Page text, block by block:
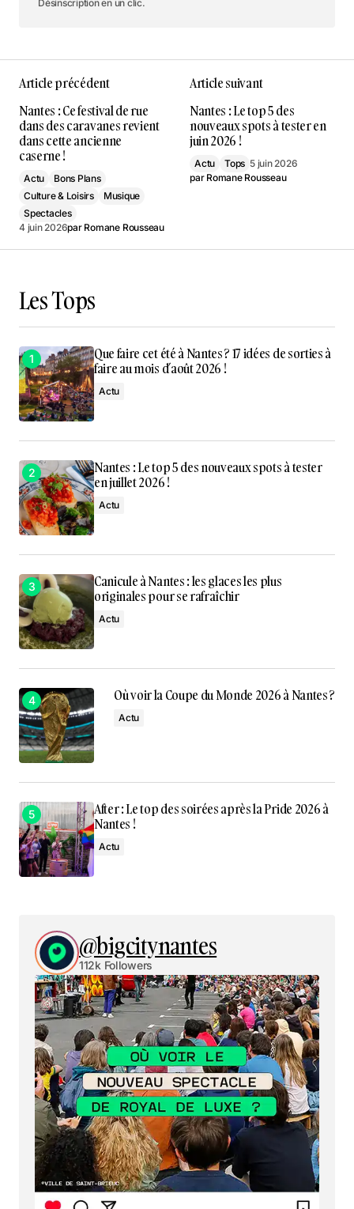
Désinscription en un clic.
Article précédent
Nantes : Ce festival de rue
dans des caravanes revient
dans cette ancienne
caserne !
Actu
Bons Plans
Culture & Loisirs
Musique
Spectacles
4 juin 2026par Romane Rousseau
Article suivant
Nantes : Le top 5 des
nouveaux spots à tester en
juin 2026 !
Actu Tops 5 juin 2026
par Romane Rousseau
Les Tops
Que faire cet été à Nantes ? 17 idées de sorties à
faire au mois d’août 2026 !
Actu
Nantes : Le top 5 des nouveaux spots à tester
en juillet 2026 !
Actu
Canicule à Nantes : les glaces les plus
originales pour se rafraîchir
Actu
Où voir la Coupe du Monde 2026 à Nantes ?
Actu
After : Le top des soirées après la Pride 2026 à
Nantes !
Actu
@bigcitynantes
112k Followers